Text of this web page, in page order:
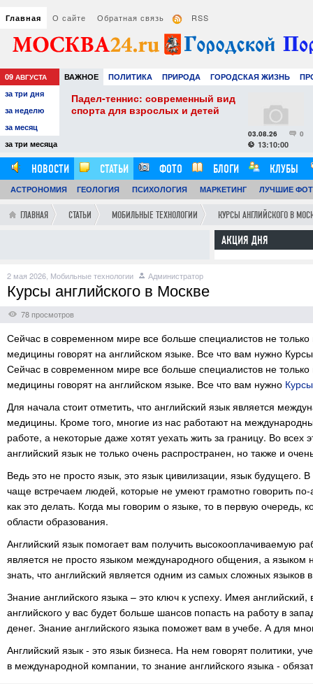
Главная О сайте Обратная связь RSS
09 АВГУСТА ВАЖНОЕ ПОЛИТИКА ПРИРОДА ГОРОДСКАЯ ЖИЗНЬ
НАУКА
ЗНАМЕНИТОСТИ
за три дня
за неделю
за месяц
за три месяца
современный вид
взрослых и детей
Как выбрать
воздуха: практические
комфортного и
микроклимата
НОВОСТИ СТАТЬИ ФОТО БЛОГИ
КЛУБЫ
ОБЗОРЫ
ВИДЕОРЕПОРТАЖИ
АСТРОНОМИЯ ГЕОЛОГИЯ ПСИХОЛОГИЯ МАРКЕТИНГ ЛУЧШИЕ
ГЛАВНАЯ СТАТЬИ МОБИЛЬНЫЕ ТЕХНОЛОГИИ КУРСЫ АНГЛИЙСКОГО В
АКЦИЯ ДНЯ
2 мая 2026, Мобильные технологии Администратор
Курсы английского в Москве
78 просмотров
Сейчас в современном мире все больше специалистов не
медицины говорят на английском языке. Все что вам нужно Курсы
Сейчас в современном мире все больше специалистов не
медицины говорят на английском языке. Все что вам нужно
Для начала стоит отметить, что английский язык является
медицины. Кроме того, многие из нас работают на
работе, а некоторые даже хотят уехать жить за границу. Во
английский язык не только очень распространен, но также и
Ведь это не просто язык, это язык цивилизации, язык
чаще встречаем людей, которые не умеют грамотно говорить
как это делать. Когда мы говорим о языке, то в первую очередь,
области образования.
Английский язык помогает вам получить высокооплачиваемую
является не просто языком международного общения, а языком
знать, что английский является одним из самых сложных языков
Знание английского языка – это ключ к успеху. Имея
английского у вас будет больше шансов попасть на работу в
денег. Знание английского языка поможет вам в учебе. А для
Английский язык - это язык бизнеса. На нем говорят политики,
в международной компании, то знание английского языка -